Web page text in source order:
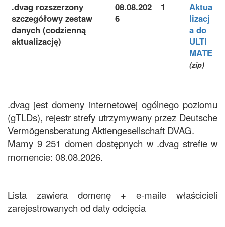
.dvag rozszerzony
szczegółowy zestaw
danych (codzienną
aktualizację)
08.08.202
6
1
Aktua
lizacj
a do
ULTI
MATE
(zip)
.dvag jest domeny internetowej ogólnego poziomu
(gTLDs), rejestr strefy utrzymywany przez Deutsche
Vermögensberatung Aktiengesellschaft DVAG.
Mamy 9 251 domen dostępnych w .dvag strefie w
momencie: 08.08.2026.
Lista zawiera domenę + e-maile właścicieli
zarejestrowanych od daty odcięcia